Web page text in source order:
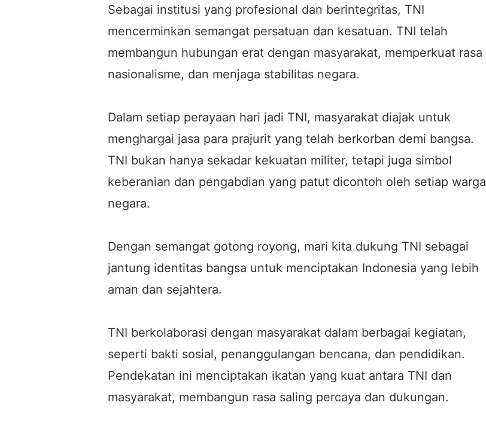
Sebagai institusi yang profesional dan berintegritas, TNI
mencerminkan semangat persatuan dan kesatuan. TNI telah
membangun hubungan erat dengan masyarakat, memperkuat rasa
nasionalisme, dan menjaga stabilitas negara.
Dalam setiap perayaan hari jadi TNI, masyarakat diajak untuk
menghargai jasa para prajurit yang telah berkorban demi bangsa.
TNI bukan hanya sekadar kekuatan militer, tetapi juga simbol
keberanian dan pengabdian yang patut dicontoh oleh setiap warga
negara.
Dengan semangat gotong royong, mari kita dukung TNI sebagai
jantung identitas bangsa untuk menciptakan Indonesia yang lebih
aman dan sejahtera.
TNI berkolaborasi dengan masyarakat dalam berbagai kegiatan,
seperti bakti sosial, penanggulangan bencana, dan pendidikan.
Pendekatan ini menciptakan ikatan yang kuat antara TNI dan
masyarakat, membangun rasa saling percaya dan dukungan.